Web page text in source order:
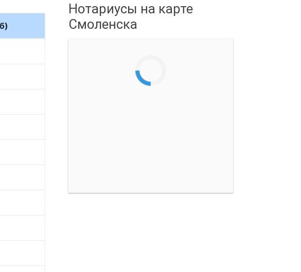
Нотариусы на карте
Смоленска